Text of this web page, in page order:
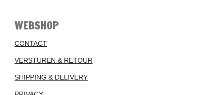
WEBSHOP
CONTACT
VERSTUREN & RETOUR
SHIPPING & DELIVERY